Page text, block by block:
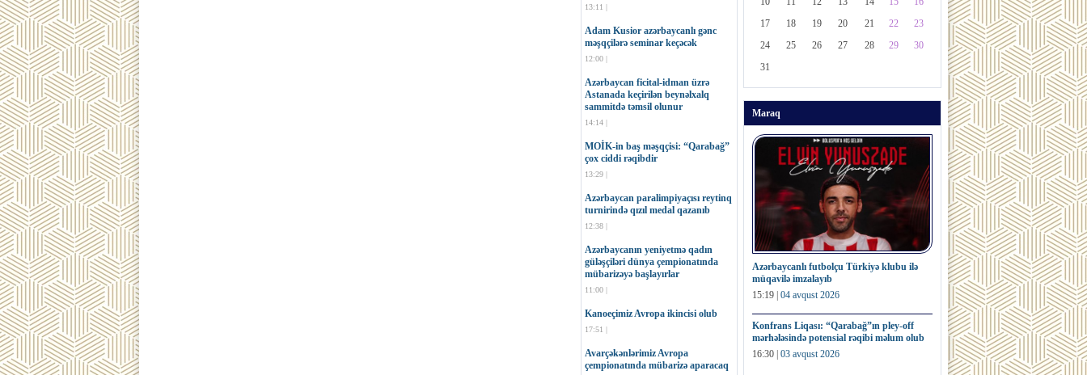
13:11 |
Adam Kusior azərbaycanlı gənc
məşqçilərə seminar keçəcək
12:00 |
Azərbaycan ficital-idman üzrə
Astanada keçirilən beynəlxalq
sammitdə təmsil olunur
14:14 |
MOİK-in baş məşqçisi: “Qarabağ”
çox ciddi rəqibdir
13:29 |
Azərbaycan paralimpiyaçısı reytinq
turnirində qızıl medal qazanıb
12:38 |
Azərbaycanın yeniyetmə qadın
güləşçiləri dünya çempionatında
mübarizəyə başlayırlar
11:00 |
Kanoeçimiz Avropa ikincisi olub
17:51 |
Avarçəkənlərimiz Avropa
çempionatında mübarizə aparacaq
17
18 19 20 21 22
23
24
25 26 27 28 29
30
31
Maraq
Azərbaycanlı futbolçu Türkiyə klubu ilə
müqavilə imzalayıb
15:19 | 04 avqust 2026
Konfrans Liqası: “Qarabağ”ın pley-off
mərhələsində potensial rəqibi məlum olub
16:30 | 03 avqust 2026